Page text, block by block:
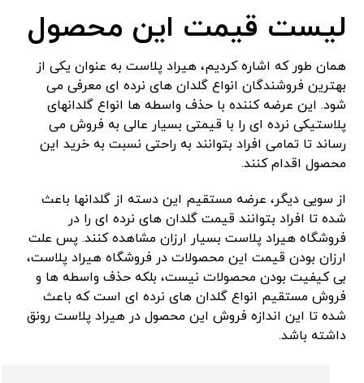
لیست قیمت این محصول
همان طور که اشاره کردیم، هیراد پلاست به عنوان یکی از
بهترین فروشندگان انواع گلدان های نرده ای معرفی می
شود. این عرضه کننده با حذف واسطه ها انواع گلدانهای
پلاستیکی نرده ای را با قیمتی بسیار عالی به فروش می
رساند تا تمامی افراد بتوانند به راحتی نسبت به خرید این
محصول اقدام کنند.
از سویی دیگر، عرضه مستقیم این دسته از گلدانها باعث
شده تا افراد بتوانند قیمت گلدان های نرده ای را در
فروشگاه هیراد پلاست بسیار ارزان مشاهده کنند. پس علت
ارزان بودن قیمت این محصولات در فروشگاه هیراد پلاست،
بی کیفیت بودن محصولات نیست، بلکه حذف واسطه ها و
فروش مستقیم انواع گلدان های نرده ای است که باعث
شده تا این اندازه فروش این محصول در هیراد پلاست رونق
داشته باشد.